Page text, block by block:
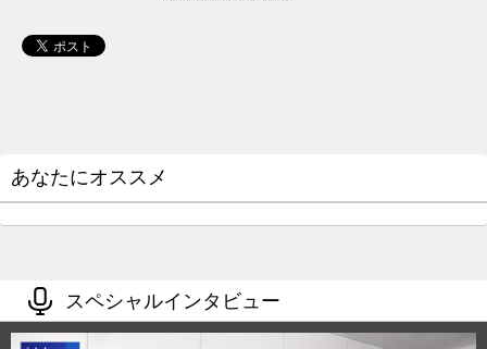
あなたにオススメ
スペシャルインタビュー